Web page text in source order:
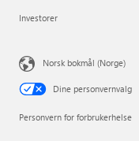
Investorer
Norsk bokmål (Norge)
Dine personvernvalg
Personvern for forbrukerhelse